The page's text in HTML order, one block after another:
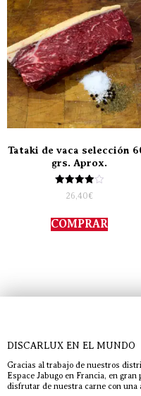
Tataki de vaca selección
grs. Aprox.
Valorado
con
de 5
26,40€
COMPRAR
DISCARLUX EN EL MUNDO
Gracias al trabajo de nuestros
Espace Jabugo en Francia, en
disfrutar de nuestra carne con una